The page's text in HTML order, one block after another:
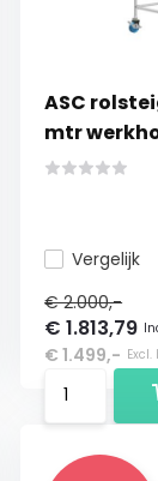
ASC
mtr
Vergelijk
€ 2.000,-
€ 1.813,79
€ 1.499,-